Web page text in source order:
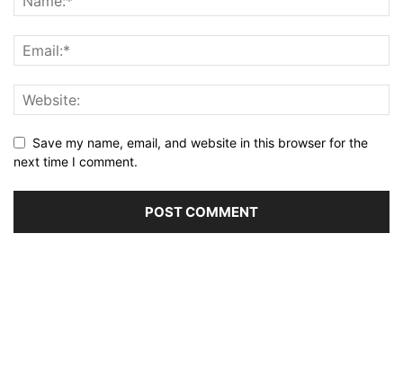
Save my name, email, and website in this browser for the
next time I comment.